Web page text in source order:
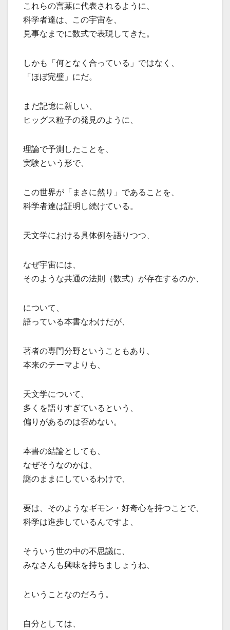
これらの言葉に代表されるように、
科学者達は、この宇宙を、
見事なまでに数式で表現してきた。
しかも「何となく合っている」ではなく、
「ほぼ完璧」にだ。
まだ記憶に新しい、
ヒッグス粒子の発見のように、
理論で予測したことを、
実験という形で、
この世界が「まさに然り」であることを、
科学者達は証明し続けている。
天文学における具体例を語りつつ、
なぜ宇宙には、
そのような共通の法則（数式）が存在するのか、
について、
語っている本書なわけだが、
著者の専門分野ということもあり、
本来のテーマよりも、
天文学について、
多くを語りすぎているという、
偏りがあるのは否めない。
本書の結論としても、
なぜそうなのかは、
謎のままにしているわけで、
要は、そのようなギモン・好奇心を持つことで、
科学は進歩しているんですよ、
そういう世の中の不思議に、
みなさんも興味を持ちましょうね、
ということなのだろう。
自分としては、